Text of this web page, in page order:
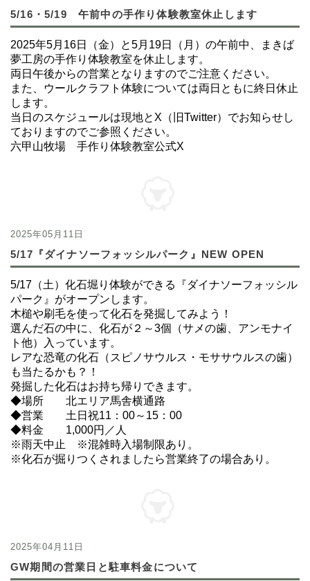
5/16・5/19 午前中の手作り体験教室休止します
2025年5月16日（金）と5月19日（月）の午前中、まきば
夢工房の手作り体験教室を休止します。
両日午後からの営業となりますのでご注意ください。
また、ウールクラフト体験については両日ともに終日休止
します。
当日のスケジュールは現地とX（旧Twitter）でお知らせし
ておりますのでご参照ください。
六甲山牧場 手作り体験教室公式X
2025年05月11日
5/17『ダイナソーフォッシルパーク』NEW OPEN
5/17（土）化石堀り体験ができる『ダイナソーフォッシル
パーク』がオープンします。
木槌や刷毛を使って化石を発掘してみよう！
選んだ石の中に、化石が２～3個（サメの歯、アンモナイ
ト他）入っています。
レアな恐竜の化石（スピノサウルス・モササウルスの歯）
も当たるかも？！
発掘した化石はお持ち帰りできます。
◆場所 北エリア馬舎横通路
◆営業 土日祝11：00～15：00
◆料金 1,000円／人
※雨天中止 ※混雑時入場制限あり。
※化石が掘りつくされましたら営業終了の場合あり。
2025年04月11日
GW期間の営業日と駐車料金について